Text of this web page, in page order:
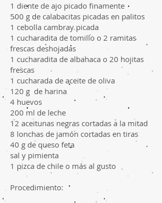
1 diente de ajo picado finamente
500 g de calabacitas picadas en palitos
1 cebolla cambray picada
1 cucharadita de tomillo o 2 ramitas
frescas deshojadas
1 cucharadita de albahaca o 20 hojitas
frescas
1 cucharada de aceite de oliva
120 g de harina
4 huevos
200 ml de leche
12 aceitunas negras cortadas a la mitad
8 lonchas de jamón cortadas en tiras
40 g de queso feta
sal y pimienta
1 pizca de chile o más al gusto
Procedimiento: